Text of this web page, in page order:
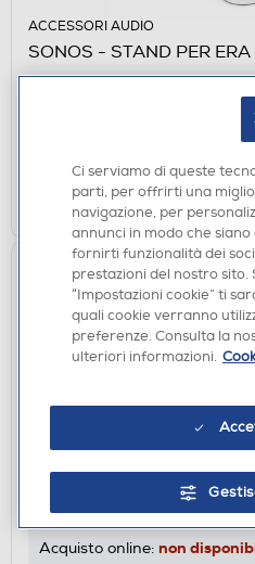
ACCESSORI AUDIO
SONOS - STAND PER
DISPONIBILE SOLO IN
non
Ritiro in negozio in 30'
CERCA
ACCESSORI AUDIO
SONOS - BEAM WALL
DISPONIBILE SOLO IN
Acquisto online: non
Ci serviamo di queste
parti, per offrirti una
navigazione, per
annunci in modo che
fornirti funzionalità dei
prestazioni del nostro sito.
“Impostazioni cookie” ti
quali cookie verranno
preferenze. Consulta la
ulteriori informazioni.